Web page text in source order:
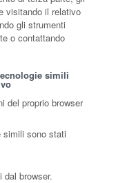
visitando il relativo
gli strumenti
o contattando
simili
del proprio browser
simili sono stati
dal browser.